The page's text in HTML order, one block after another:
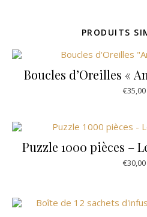
PRODUITS
Boucles d’Oreilles «
€35,00
Puzzle 1000 pièces –
€30,00